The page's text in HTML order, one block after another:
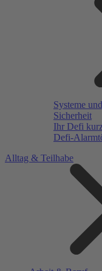
Systeme
Sicherheit
Ihr Defi
Defi-
Alltag & Teilhabe